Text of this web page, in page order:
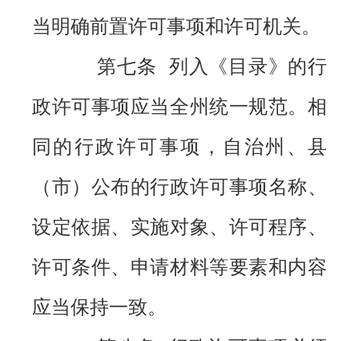
当明确前置许可事项和许可机关。
第七条 列入《目录》的行
政许可事项应当全州统一规范。相
同的行政许可事项，自治州、县
（市）公布的行政许可事项名称、
设定依据、实施对象、许可程序、
许可条件、申请材料等要素和内容
应当保持一致。